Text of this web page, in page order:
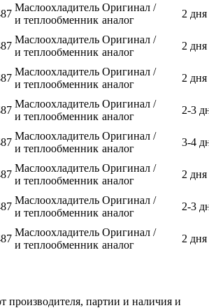
Маслоохладитель
и теплообменник
Оригинал /
аналог
2 дня
Маслоохладитель
и теплообменник
Оригинал /
аналог
2 дня
Маслоохладитель
и теплообменник
Оригинал /
аналог
2 дня
Маслоохладитель
и теплообменник
Оригинал /
аналог
2-3
Маслоохладитель
и теплообменник
Оригинал /
аналог
3-4
Маслоохладитель
и теплообменник
Оригинал /
аналог
2 дня
Маслоохладитель
и теплообменник
Оригинал /
аналог
2-3
Маслоохладитель
и теплообменник
Оригинал /
аналог
2 дня
производителя, партии и наличия и